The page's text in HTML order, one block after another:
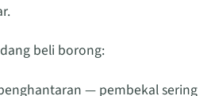
beli borong:
— pembekal sering